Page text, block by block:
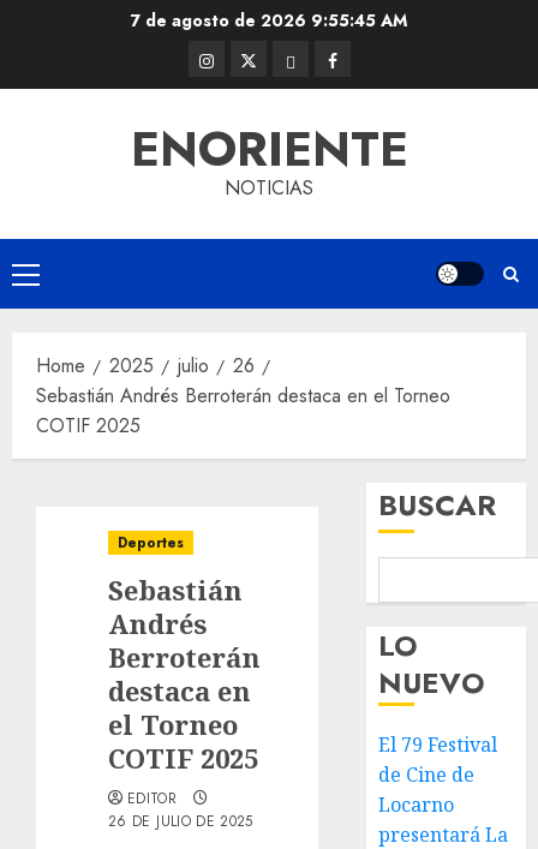
7 de agosto de 2026 9:55:46 AM
Instagram
@EnOriente
Twitter
(X)
ThreadsFacebook
ENORIENTE
NOTICIAS
Primary
Menu
Home 2025 julio
26
Sebastián Andrés Berroterán destaca en el Torneo
COTIF 2025
Deportes
Sebastián
Andrés
Berroterán
destaca en
el Torneo
COTIF 2025
EDITOR
26 DE JULIO DE 2025
BUSCAR
LO
NUEVO
El 79 Festival
de Cine de
Locarno
presentará La